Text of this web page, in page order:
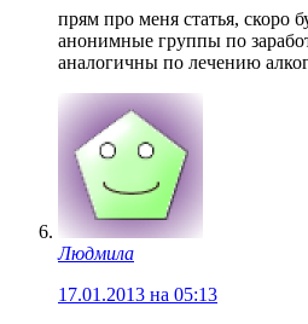
прям про меня статья, скоро
анонимные группы по
аналогичны по лечению
Людмила
17.01.2013 на 05:13